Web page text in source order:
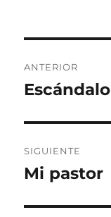
de
ANTERIOR
Entrada
Escándalo
SIGUIENTE
Entrada
Mi pastor